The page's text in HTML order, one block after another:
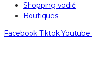
Shopping vodič
Boutiques
Facebook Tiktok Youtube